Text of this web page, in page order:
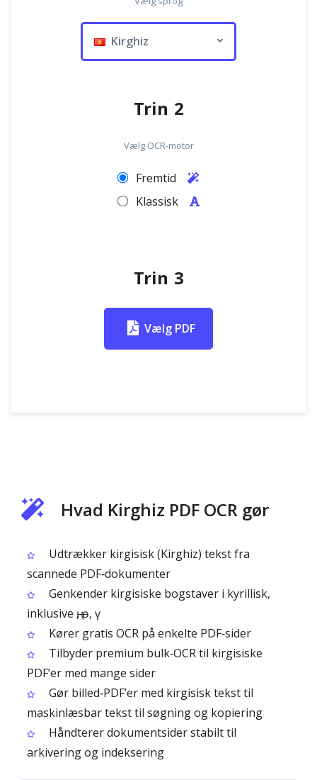
Kirghiz
Trin 2
Vælg OCR-motor
Fremtid
Klassisk
Trin 3
Vælg PDF
Hvad Kirghiz PDF OCR gør
Udtrækker kirgisisk (Kirghiz) tekst fra
scannede PDF‑dokumenter
Genkender kirgisiske bogstaver i kyrillisk,
inklusive ң, ө, ү
Kører gratis OCR på enkelte PDF‑sider
Tilbyder premium bulk‑OCR til kirgisiske
PDF’er med mange sider
Gør billed‑PDF’er med kirgisisk tekst til
maskinlæsbar tekst til søgning og kopiering
Håndterer dokumentsider stabilt til
arkivering og indeksering